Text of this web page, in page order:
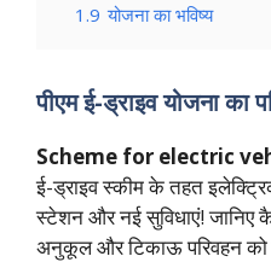
1.9 योजना का भविष्य
पीएम ई-ड्राइव योजना का
Scheme for electric
ई-ड्राइव स्कीम के तहत
स्टेशन और नई सुविधाएं! जानिए
अनुकूल और टिकाऊ परिवहन को